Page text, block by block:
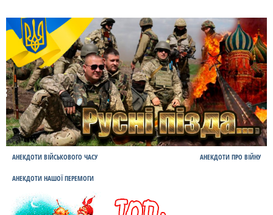
АНЕКДОТИ ВІЙСЬКОВОГО ЧАСУ АНЕКДОТИ ПРО ВІЙНУ
АНЕКДОТИ НАШОЇ ПЕРЕМОГИ